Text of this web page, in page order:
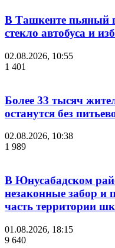
В Ташкенте пьяный
стекло автобуса и
02.08.2026, 10:55
1 401
Более 33 тысяч
останутся без
02.08.2026, 10:38
1 989
В Юнусабадском
незаконные забор и
часть территории
01.08.2026, 18:15
9 640